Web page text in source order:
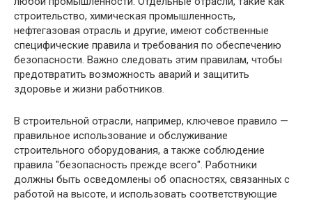
строительство, химическая промышленность,
нефтегазовая отрасль и другие, имеют собственные
специфические правила и требования по обеспечению
безопасности. Важно следовать этим правилам, чтобы
предотвратить возможность аварий и защитить
здоровье и жизни работников.
В строительной отрасли, например, ключевое правило —
правильное использование и обслуживание
строительного оборудования, а также соблюдение
правила "безопасность прежде всего". Работники
должны быть осведомлены об опасностях, связанных с
работой на высоте, и использовать соответствующие